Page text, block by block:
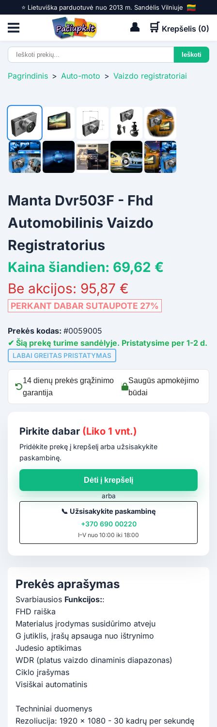
⭐️ Lietuviška parduotuvė nuo 2013 m. Sandėlis Vilniuje
👤 🛒 Krepšelis (0)
Pagrindinis > Auto-moto > Vaizdo registratoriai
Manta Dvr503F - Fhd
Automobilinis Vaizdo
Registratorius
Kaina šiandien: 69,62 €
Be akcijos: 95,87 €
PERKANT DABAR SUTAUPOTE 27%
Prekės kodas: #0059005
✔ Šią prekę turime sandėlyje. Pristatysime per 1-2 d.
LABAI GREITAS PRISTATYMAS
14 dienų prekės grąžinimo
garantija
Saugūs apmokėjimo
būdai
Pirkite dabar (Liko 1 vnt.)
Pridėkite prekę į krepšelį arba užsisakykite
paskambinę.
Dėti į krepšelį
arba
📞 Užsisakykite paskambinę
+370 690 00220
I–V nuo 10:00 iki 18:00
Prekės aprašymas
Svarbiausios Funkcijos::
FHD raiška
Materialus įrodymas susidūrimo atveju
G jutiklis, įrašų apsauga nuo ištrynimo
Judesio aptikimas
WDR (platus vaizdo dinaminis diapazonas)
Ciklo įrašymas
Visiškai automatinis
Techniniai duomenys
Rezoliucija: 1920 x 1080 - 30 kadrų per sekundę